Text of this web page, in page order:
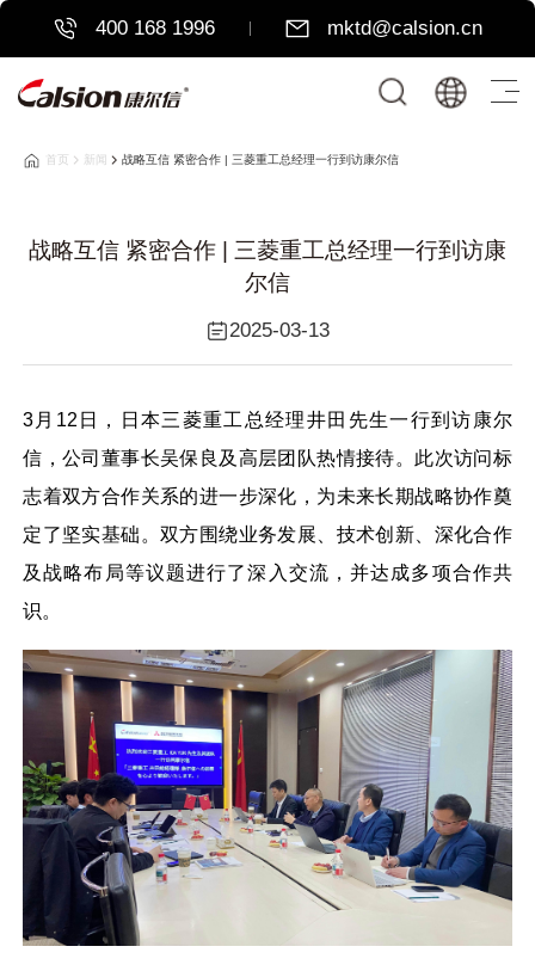
400 168 1996 mktd@calsion.cn
首页 新闻 战略互信 紧密合作 | 三菱重工总经理一行到访康尔信
战略互信 紧密合作 | 三菱重工总经理一行到访康
尔信
2025-03-13
3月12日，日本三菱重工总经理井田先生一行到访康尔
信，公司董事长吴保良及高层团队热情接待。此次访问标
志着双方合作关系的进一步深化，为未来长期战略协作奠
定了坚实基础。双方围绕业务发展、技术创新、深化合作
及战略布局等议题进行了深入交流，并达成多项合作共
识。